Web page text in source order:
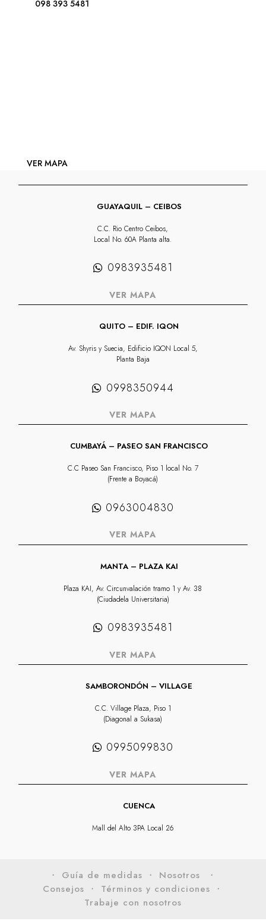
098 393 5481
VER MAPA
GUAYAQUIL – CEIBOS
C.C. Rio Centro Ceibos,
Local No. 60A Planta alta.
0983935481
VER MAPA
QUITO – EDIF. IQON
Av. Shyris y Suecia, Edificio IQON Local 5,
Planta Baja
0998350944
VER MAPA
CUMBAYÁ – PASEO SAN FRANCISCO
C.C Paseo San Francisco, Piso 1 local No. 7
(Frente a Boyacá)
0963004830
VER MAPA
MANTA – PLAZA KAI
Plaza KAI, Av. Circunvalación tramo 1 y Av. 38
(Ciudadela Universitaria)
0983935481
VER MAPA
SAMBORONDÓN – VILLAGE
C.C. Village Plaza, Piso 1
(Diagonal a Sukasa)
0995099830
VER MAPA
CUENCA
Mall del Alto 3PA Local 26
・ Guía de medidas ・ Nosotros
・
Consejos ・ Términos y condiciones ・
Trabaje con nosotros